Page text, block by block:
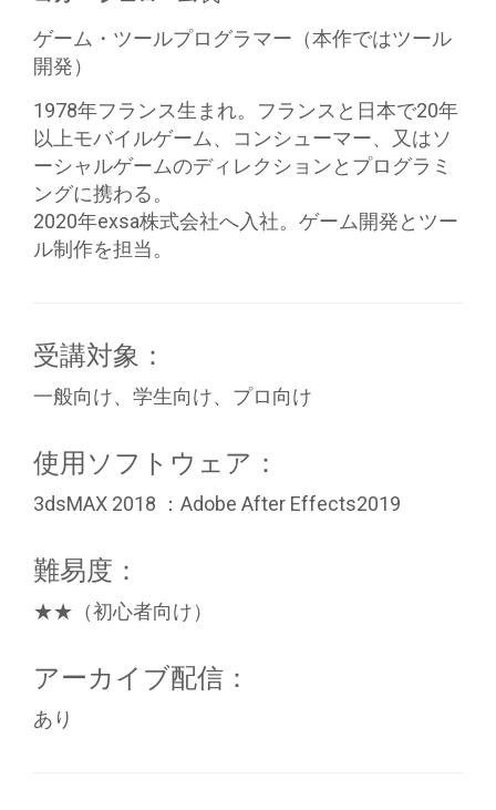
ゲーム・ツールプログラマー（本作ではツール
開発）
1978年フランス生まれ。フランスと日本で20年
以上モバイルゲーム、コンシューマー、又はソ
ーシャルゲームのディレクションとプログラミ
ングに携わる。
2020年exsa株式会社へ入社。ゲーム開発とツー
ル制作を担当。
受講対象：
一般向け、学生向け、プロ向け
使用ソフトウェア：
3dsMAX 2018 ：Adobe After Effects2019
難易度：
★★（初心者向け）
アーカイブ配信：
あり